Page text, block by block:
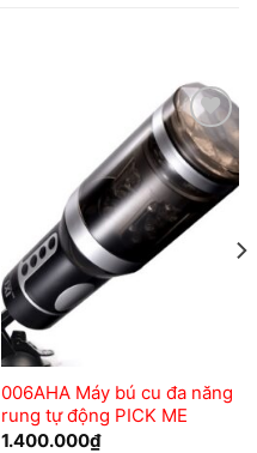
Add to
wishlist
006AHA Máy bú cu đa năng
rung tự động PICK ME
1.400.000₫